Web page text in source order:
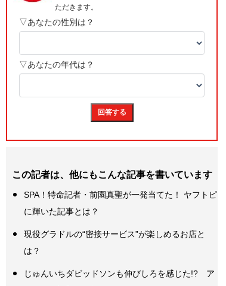
この記者は、他にもこんな記事を書いています
SPA！特命記者・前園真聖が一発当てた！ ヤフトピ
に輝いた記事とは？
現役グラドルの“密接サービス”が楽しめるお店と
は？
じゅんいちダビッドソンも伸びしろを感じた!? ア